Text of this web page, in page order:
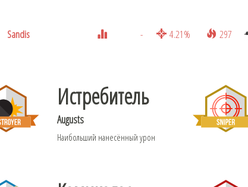
Sandis - 4.21% 297
Истребитель
Augusts
Наибольший нанесённый урон